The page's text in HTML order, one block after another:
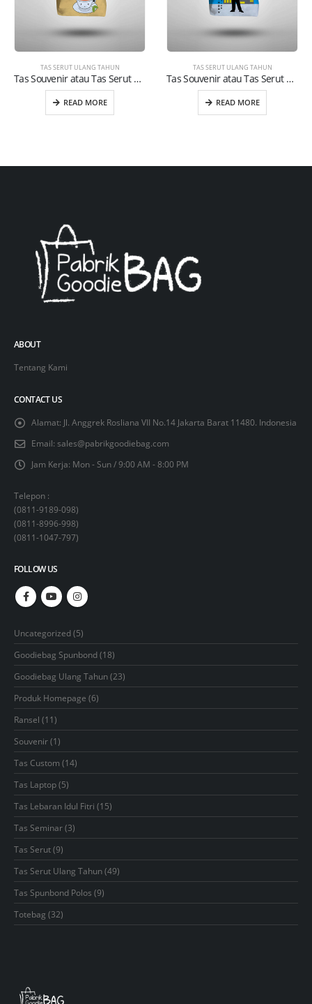
TAS SERUT ULANG TAHUN
Tas Souvenir atau Tas Serut Ulang Tahun Anak (09)
READ MORE
TAS SERUT ULANG TAHUN
Tas Souvenir atau Tas Serut Ulang Tahun Anak (22)
READ MORE
ABOUT
Tentang Kami
CONTACT US
Alamat: Jl. Anggrek Rosliana VII No.14 Jakarta Barat 11480. Indonesia
Email: sales@pabrikgoodiebag.com
Jam Kerja: Mon - Sun / 9:00 AM - 8:00 PM
Telepon :
(0811-9189-098)
(0811-8996-998)
(0811-1047-797)
FOLLOW US
Uncategorized 55
products
Goodiebag Spunbond 1818
products
Goodiebag Ulang Tahun 2323
products
Produk Homepage 66
products
Ransel 1111
products
Souvenir 11
product
Tas Custom 1414
products
Tas Laptop 55
products
Tas Lebaran Idul Fitri 1515
products
Tas Seminar 33
products
Tas Serut 99
products
Tas Serut Ulang Tahun 4949
products
Tas Spunbond Polos 99
products
Totebag 3232
products